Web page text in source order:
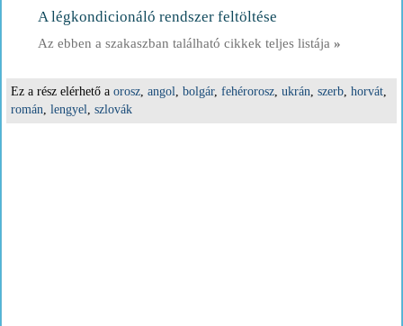
A légkondicionáló rendszer feltöltése
Az ebben a szakaszban található cikkek teljes listája »
Ez a rész elérhető a orosz, angol, bolgár, fehérorosz, ukrán, szerb, horvát,
román, lengyel, szlovák